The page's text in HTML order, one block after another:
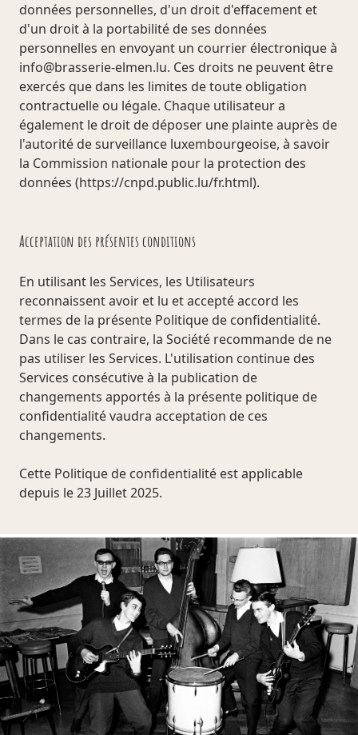
données personnelles, d'un droit d'effacement et
d'un droit à la portabilité de ses données
personnelles en envoyant un courrier électronique à
info@brasserie-elmen.lu. Ces droits ne peuvent être
exercés que dans les limites de toute obligation
contractuelle ou légale. Chaque utilisateur a
également le droit de déposer une plainte auprès de
l'autorité de surveillance luxembourgeoise, à savoir
la Commission nationale pour la protection des
données (https://cnpd.public.lu/fr.html).
Acceptation des présentes conditions
En utilisant les Services, les Utilisateurs
reconnaissent avoir et lu et accepté accord les
termes de la présente Politique de confidentialité.
Dans le cas contraire, la Société recommande de ne
pas utiliser les Services. L'utilisation continue des
Services consécutive à la publication de
changements apportés à la présente politique de
confidentialité vaudra acceptation de ces
changements.
Cette Politique de confidentialité est applicable
depuis le 23 Juillet 2025.